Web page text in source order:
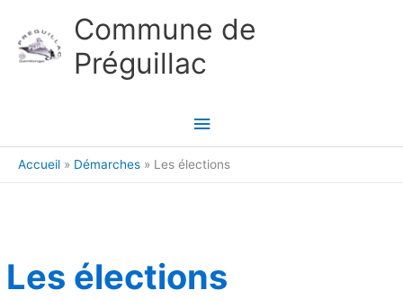
Commune de
Préguillac
Menu
principal
Accueil Démarches Les élections
Les élections